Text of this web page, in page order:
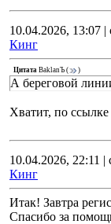
10.04.2026, 13:07
Кинг
Цитата BaklanЪ ( )
А береговой
Хватит, по
10.04.2026, 22:11
Кинг
Итак! Завтра
Спасибо за